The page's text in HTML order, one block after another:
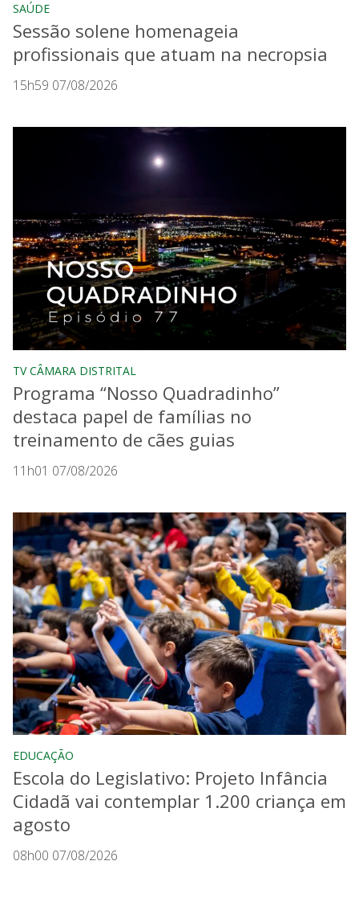
SAÚDE
Sessão solene homenageia
profissionais que atuam na necropsia
15h59 07/08/2026
TV CÂMARA DISTRITAL
Programa “Nosso Quadradinho”
destaca papel de famílias no
treinamento de cães guias
11h01 07/08/2026
EDUCAÇÃO
Escola do Legislativo: Projeto Infância
Cidadã vai contemplar 1.200 criança em
agosto
08h00 07/08/2026